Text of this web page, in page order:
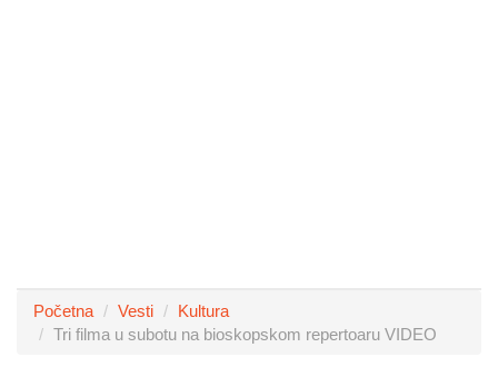
Početna Vesti
Kultura
Tri filma u subotu na bioskopskom repertoaru VIDEO